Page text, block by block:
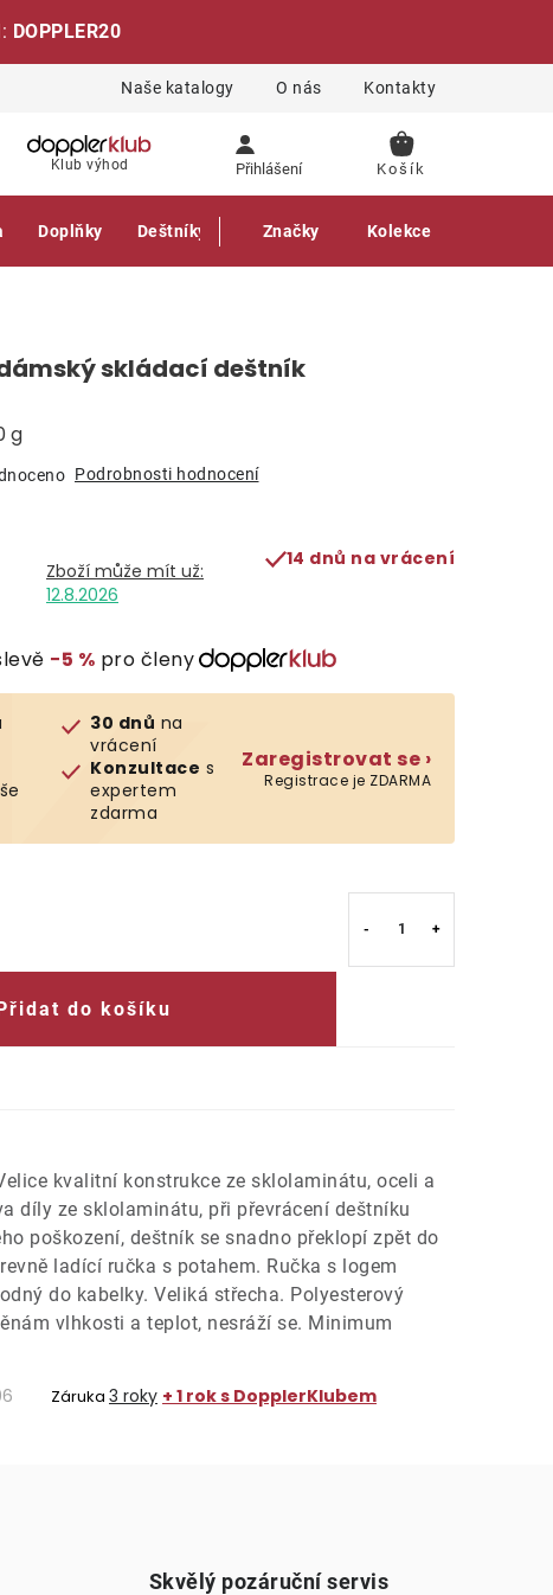
DOPPLER20
Naše katalogy O nás Kontakty
Klub výhod Přihlášení
NÁKUPNÍ
Doplňky Deštníky Gastro produkty
Značky Kolekce
skládací deštník
g
Podrobnosti hodnocení
12.8.2026
14 dnů na vrácení
−5 % pro členy
30 dnů na
vrácení
Konzultace s
expertem
zdarma
Zaregistrovat se ›
Registrace je ZDARMA
do košíku
kvalitní konstrukce ze sklolaminátu, oceli a
díly ze sklolaminátu, při převrácení deštníku
poškození, deštník se snadno překlopí zpět do
ladící ručka s potahem. Ručka s logem
do kabelky. Veliká střecha. Polyesterový
vlhkosti a teplot, nesráží se. Minimum
Záruka 3 roky + 1 rok s DopplerKlubem
Skvělý pozáruční servis